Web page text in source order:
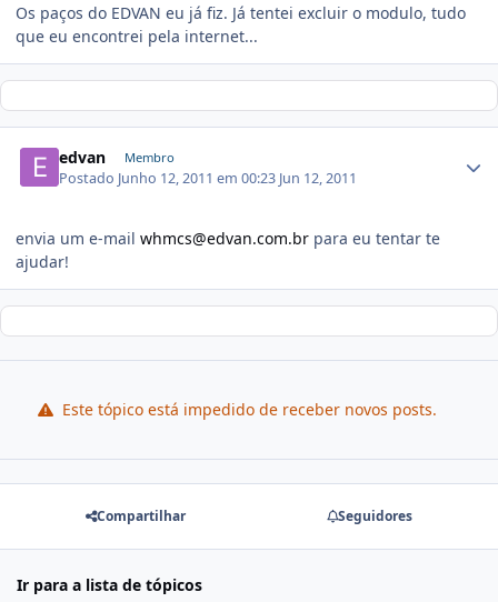
Os paços do EDVAN eu já fiz. Já tentei excluir o modulo, tudo
que eu encontrei pela internet...
edvan Membro
Postado Junho 12, 2011 em 00:23 Jun 12, 2011
envia um e-mail whmcs@edvan.com.br para eu tentar te
ajudar!
Este tópico está impedido de receber novos posts.
Compartilhar Seguidores
Ir para a lista de tópicos